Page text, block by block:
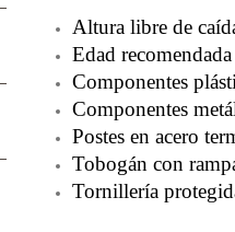
Altura libre de
Edad
Componentes
Componentes
Postes en acero
Tobogán con
Tornillería